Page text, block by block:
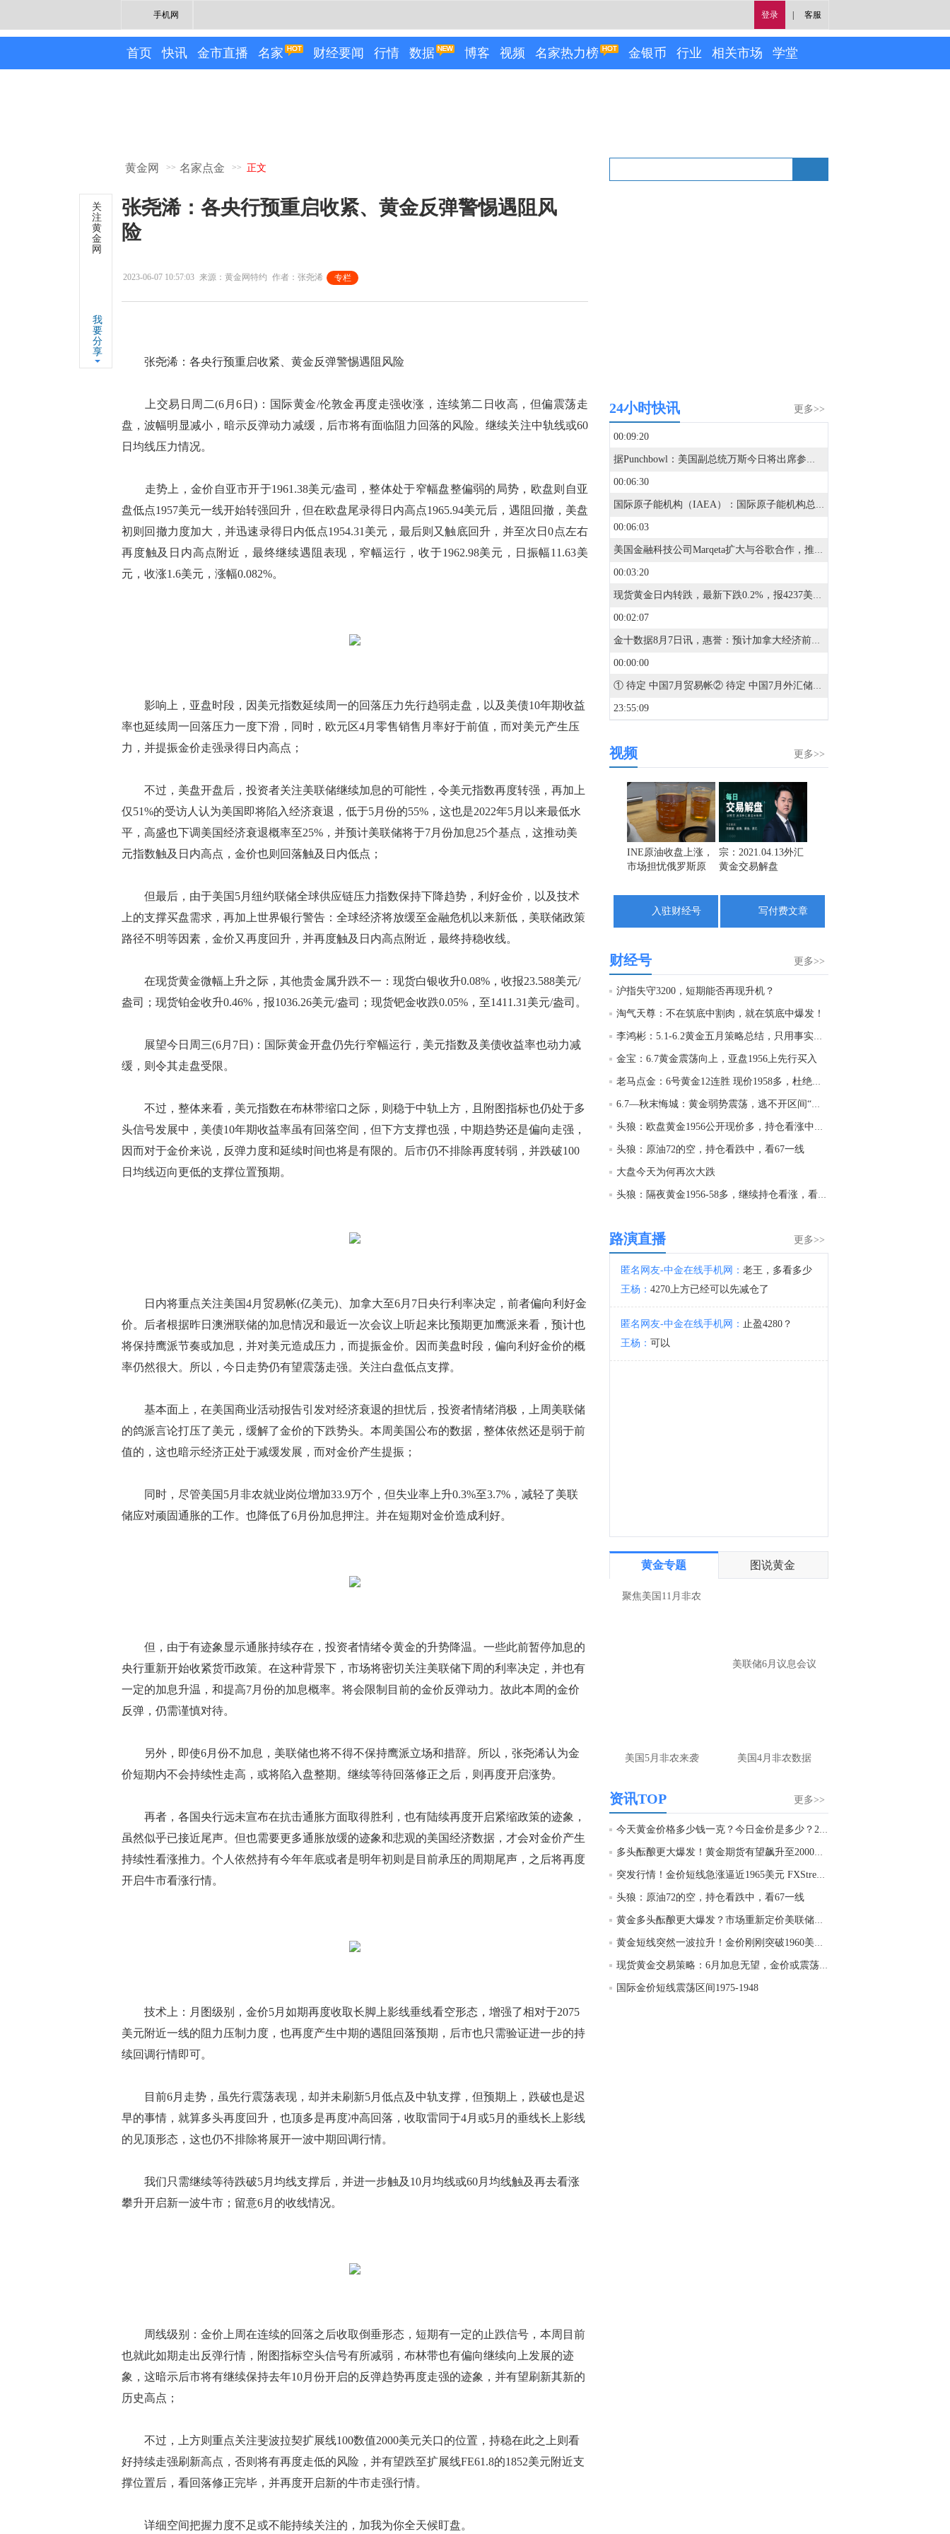
登录 客服
手机网
首页 快讯 金市直播 名家 财经要闻 行情 数据 博客 视频 名家热力榜 金银币 行业 相关市场 学堂
黄金网 >> 名家点金 >> 正文
张尧浠：各央行预重启收紧、黄金反弹警惕遇阻风
险
2023-06-07 10:57:03 来源：黄金网特约 作者：张尧浠 专栏
专栏
关
注
黄
金
网
我
要
分
享
张尧浠：各央行预重启收紧、黄金反弹警惕遇阻风险
上交易日周二(6月6日)：国际黄金/伦敦金再度走强收涨，连续第二日收高，但偏震荡走
盘，波幅明显减小，暗示反弹动力减缓，后市将有面临阻力回落的风险。继续关注中轨线或60
日均线压力情况。
走势上，金价自亚市开于1961.38美元/盎司，整体处于窄幅盘整偏弱的局势，欧盘则自亚
盘低点1957美元一线开始转强回升，但在欧盘尾录得日内高点1965.94美元后，遇阻回撤，美盘
初则回撤力度加大，并迅速录得日内低点1954.31美元，最后则又触底回升，并至次日0点左右
再度触及日内高点附近，最终继续遇阻表现，窄幅运行，收于1962.98美元，日振幅11.63美
元，收涨1.6美元，涨幅0.082%。
影响上，亚盘时段，因美元指数延续周一的回落压力先行趋弱走盘，以及美债10年期收益
率也延续周一回落压力一度下滑，同时，欧元区4月零售销售月率好于前值，而对美元产生压
力，并提振金价走强录得日内高点；
不过，美盘开盘后，投资者关注美联储继续加息的可能性，令美元指数再度转强，再加上
仅51%的受访人认为美国即将陷入经济衰退，低于5月份的55%，这也是2022年5月以来最低水
平，高盛也下调美国经济衰退概率至25%，并预计美联储将于7月份加息25个基点，这推动美
元指数触及日内高点，金价也则回落触及日内低点；
但最后，由于美国5月纽约联储全球供应链压力指数保持下降趋势，利好金价，以及技术
上的支撑买盘需求，再加上世界银行警告：全球经济将放缓至金融危机以来新低，美联储政策
路径不明等因素，金价又再度回升，并再度触及日内高点附近，最终持稳收线。
在现货黄金微幅上升之际，其他贵金属升跌不一：现货白银收升0.08%，收报23.588美元/
盎司；现货铂金收升0.46%，报1036.26美元/盎司；现货钯金收跌0.05%，至1411.31美元/盎司。
展望今日周三(6月7日)：国际黄金开盘仍先行窄幅运行，美元指数及美债收益率也动力减
缓，则令其走盘受限。
不过，整体来看，美元指数在布林带缩口之际，则稳于中轨上方，且附图指标也仍处于多
头信号发展中，美债10年期收益率虽有回落空间，但下方支撑也强，中期趋势还是偏向走强，
因而对于金价来说，反弹力度和延续时间也将是有限的。后市仍不排除再度转弱，并跌破100
日均线迈向更低的支撑位置预期。
日内将重点关注美国4月贸易帐(亿美元)、加拿大至6月7日央行利率决定，前者偏向利好金
价。后者根据昨日澳洲联储的加息情况和最近一次会议上听起来比预期更加鹰派来看，预计也
将保持鹰派节奏或加息，并对美元造成压力，而提振金价。因而美盘时段，偏向利好金价的概
率仍然很大。所以，今日走势仍有望震荡走强。关注白盘低点支撑。
基本面上，在美国商业活动报告引发对经济衰退的担忧后，投资者情绪消极，上周美联储
的鸽派言论打压了美元，缓解了金价的下跌势头。本周美国公布的数据，整体依然还是弱于前
值的，这也暗示经济正处于减缓发展，而对金价产生提振；
同时，尽管美国5月非农就业岗位增加33.9万个，但失业率上升0.3%至3.7%，减轻了美联
储应对顽固通胀的工作。也降低了6月份加息押注。并在短期对金价造成利好。
但，由于有迹象显示通胀持续存在，投资者情绪令黄金的升势降温。一些此前暂停加息的
央行重新开始收紧货币政策。在这种背景下，市场将密切关注美联储下周的利率决定，并也有
一定的加息升温，和提高7月份的加息概率。将会限制目前的金价反弹动力。故此本周的金价
反弹，仍需谨慎对待。
另外，即使6月份不加息，美联储也将不得不保持鹰派立场和措辞。所以，张尧浠认为金
价短期内不会持续性走高，或将陷入盘整期。继续等待回落修正之后，则再度开启涨势。
再者，各国央行远未宣布在抗击通胀方面取得胜利，也有陆续再度开启紧缩政策的迹象，
虽然似乎已接近尾声。但也需要更多通胀放缓的迹象和悲观的美国经济数据，才会对金价产生
持续性看涨推力。个人依然持有今年年底或者是明年初则是目前承压的周期尾声，之后将再度
开启牛市看涨行情。
技术上：月图级别，金价5月如期再度收取长脚上影线垂线看空形态，增强了相对于2075
美元附近一线的阻力压制力度，也再度产生中期的遇阻回落预期，后市也只需验证进一步的持
续回调行情即可。
目前6月走势，虽先行震荡表现，却并未刷新5月低点及中轨支撑，但预期上，跌破也是迟
早的事情，就算多头再度回升，也顶多是再度冲高回落，收取雷同于4月或5月的垂线长上影线
的见顶形态，这也仍不排除将展开一波中期回调行情。
我们只需继续等待跌破5月均线支撑后，并进一步触及10月均线或60月均线触及再去看涨
攀升开启新一波牛市；留意6月的收线情况。
周线级别：金价上周在连续的回落之后收取倒垂形态，短期有一定的止跌信号，本周目前
也就此如期走出反弹行情，附图指标空头信号有所减弱，布林带也有偏向继续向上发展的迹
象，这暗示后市将有继续保持去年10月份开启的反弹趋势再度走强的迹象，并有望刷新其新的
历史高点；
不过，上方则重点关注斐波拉契扩展线100数值2000美元关口的位置，持稳在此之上则看
好持续走强刷新高点，否则将有再度走低的风险，并有望跌至扩展线FE61.8的1852美元附近支
撑位置后，看回落修正完毕，并再度开启新的牛市走强行情。
详细空间把握力度不足或不能持续关注的，加我为你全天候盯盘。
更多>>
24小时快讯
00:09:20
据Punchbowl：美国副总统万斯今日将出席参议院共和党午餐会。预计万斯将在会上讨论政府资金安排、SAVE法案等立法议题。
00:06:30
国际原子能机构（IAEA）：国际原子能机构总干事格罗西今日表示，扎波罗热核电站近期场外电力中断事件增加，凸显了该设施供电电网的脆弱性，也表明在军事冲突期间继续采取措施、防止发生核事故的必要性。
00:06:03
美国金融科技公司Marqeta扩大与谷歌合作，推出Wallet for Kids新服务。
00:03:20
现货黄金日内转跌，最新下跌0.2%，报4237美元/盎司。
00:02:07
金十数据8月7日讯，惠誉：预计加拿大经济前景将在年初疲软后改善，但美国关税和高油价带来的风险仍然存在。
00:00:00
① 待定 中国7月贸易帐② 待定 中国7月外汇储备③ 05:30 美联储穆萨莱姆发表讲话④ 13:30 法国第二季度ILO失业率⑤ 14:00 德国6月季调后工业产出月率⑥ 14:00 德国6月季调后贸易帐⑦ 14:00 英国7月Halifax季调后房价指数月率⑧ 14:45 法国6月贸易帐⑨ 15:00 瑞士7月消费者信心指数⑩ 20:30 加拿大7月就业人数⑪ 20:30 美国7月失业率⑫ 20:30 美国7月季调后非农就业人口⑬ 20:30 美国7月平均每小时工资年率⑭ 20:30 美国7月平均每小时工资月率⑮ 22:00 美联储巴尔金发表讲话⑯ 23:00 美国7月纽约联储1年通胀预期⑰ 次日01:00 美国至8月7日当周石油钻井总数
23:55:09
23:53:48
23:50:45
23:44:58
加拿大总理卡尼：政府支持加拿大企业。开始看到经济转型在数据中显现。
23:36:40
23:35:56
更多>>
视频
INE原油收盘上涨，
市场担忧俄罗斯原
宗：2021.04.13外汇
黄金交易解盘
入驻财经号 写付费文章
更多>>
财经号
沪指失守3200，短期能否再现升机？
淘气天尊：不在筑底中割肉，就在筑底中爆发！
李鸿彬：5.1-6.2黄金五月策略总结，只用事实说话！！
金宝：6.7黄金震荡向上，亚盘1956上先行买入
老马点金：6号黄金12连胜 现价1958多，杜绝一切马后炮！
6.7—秋末悔城：黄金弱势震荡，逃不开区间“落袋为安”
头狼：欧盘黄金1956公开现价多，持仓看涨中，看1980一线
头狼：原油72的空，持仓看跌中，看67一线
大盘今天为何再次大跌
头狼：隔夜黄金1956-58多，继续持仓看涨，看1980上方
更多>>
路演直播
匿名网友-中金在线手机网： 老王，多看多少
王杨： 4270上方已经可以先减仓了
匿名网友-中金在线手机网： 止盈4280？
王杨： 可以
黄金专题 图说黄金
聚焦美国11月非农
美联储6月议息会议
美国5月非农来袭 美国4月非农数据
更多>>
资讯TOP
今天黄金价格多少钱一克？今日金价是多少？2023...
多头酝酿更大爆发！黄金期货有望飙升至2000美元...
突发行情！金价短线急涨逼近1965美元 FXStreet...
头狼：原油72的空，持仓看跌中，看67一线
黄金多头酝酿更大爆发？市场重新定价美联储政策...
黄金短线突然一波拉升！金价刚刚突破1960美元 ...
现货黄金交易策略：6月加息无望，金价或震荡上...
国际金价短线震荡区间1975-1948